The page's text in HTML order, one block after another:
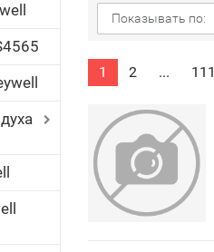
Показывать по:
1 2 ... 111